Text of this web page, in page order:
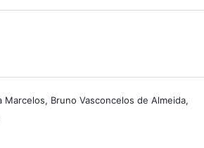
Bruno Vasconcelos de Almeida,